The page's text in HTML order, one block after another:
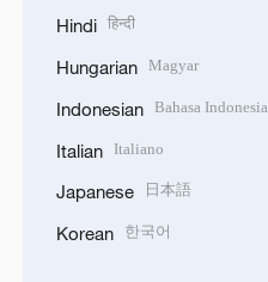
Hindi हिन्दी
Hungarian Magyar
Indonesian Bahasa Indonesia
Italian Italiano
Japanese 日本語
Korean 한국어